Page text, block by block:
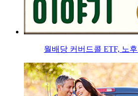
월배당 커버드콜 ETF, 노